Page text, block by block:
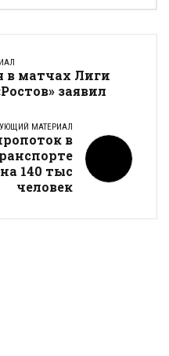
в матчах Лиги
заявил
МАТЕРИАЛ
в
140 тыс
человек